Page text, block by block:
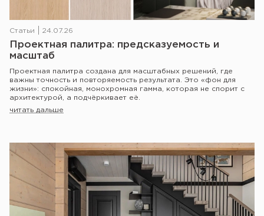
Статьи 24.07.26
Проектная палитра: предсказуемость и
масштаб
Проектная палитра создана для масштабных решений, где
важны точность и повторяемость результата. Это «фон для
жизни»: спокойная, монохромная гамма, которая не спорит с
архитектурой, а подчёркивает её.
читать дальше